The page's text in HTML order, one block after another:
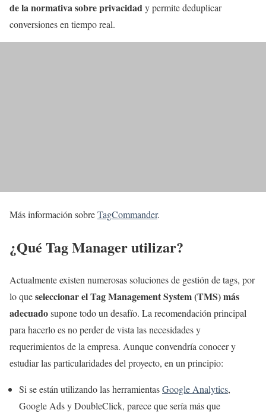
de la normativa sobre privacidady permite deduplicar
conversiones en tiempo real.
Más información sobreTagCommander.
¿Qué Tag Manager utilizar?
Actualmente existen numerosas soluciones de gestión de tags, por
lo queseleccionar el Tag Management System (TMS) más
adecuadosupone todo un desafío. La recomendación principal
para hacerlo es no perder de vista las necesidades y
requerimientos de la empresa. Aunque convendría conocer y
estudiar las particularidades del proyecto, en un principio:
Si se están utilizando las herramientasGoogle Analytics,
Google Ads y DoubleClick, parece que sería más que